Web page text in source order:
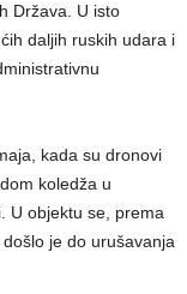
Država. U isto
daljih ruskih udara i
kada su dronovi
koledža u
U objektu se, prema
je do urušavanja